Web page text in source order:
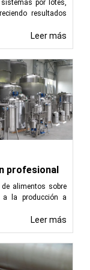
por lotes,
resultados
Leer más
profesional
alimentos sobre
la producción a
Leer más